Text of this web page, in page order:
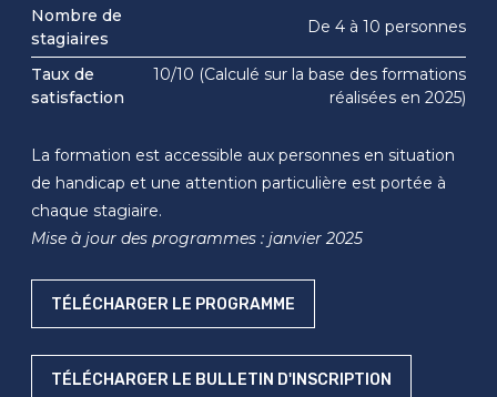
Nombre de
stagiaires
De 4 à 10 personnes
Taux de
satisfaction
10/10 (Calculé sur la base des formations
réalisées en 2025)
La formation est accessible aux personnes en situation
de handicap et une attention particulière est portée à
chaque stagiaire.
Mise à jour des programmes : janvier 2025
TÉLÉCHARGER LE PROGRAMME
TÉLÉCHARGER LE BULLETIN D'INSCRIPTION